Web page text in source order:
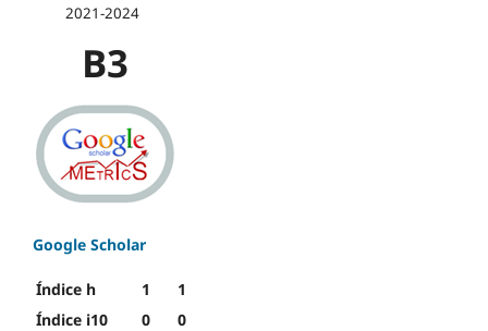
2021-2024
B3
Google Scholar
Índice h 1
1
Índice i10
0 0